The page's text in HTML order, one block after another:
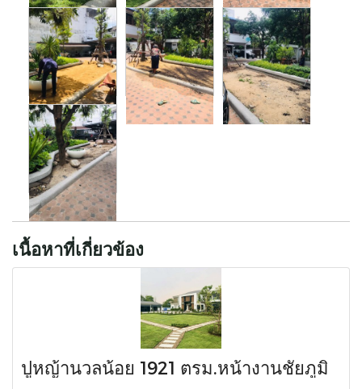
เนื้อหาที่เกี่ยวข้อง
ปูหญ้านวลน้อย 1921 ตรม.หน้างานชัยภูมิ